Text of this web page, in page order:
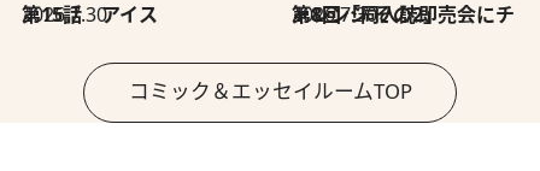
2026.7.30
第15話 アイス 2026.7.30
第8回「同人誌即売会にチャレンジ その2」
コミック＆エッセイルームTOP